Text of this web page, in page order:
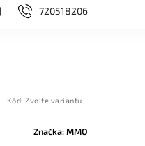
DOPLŇKY720518206
Kód: Zvolte variantu
Značka:MMO